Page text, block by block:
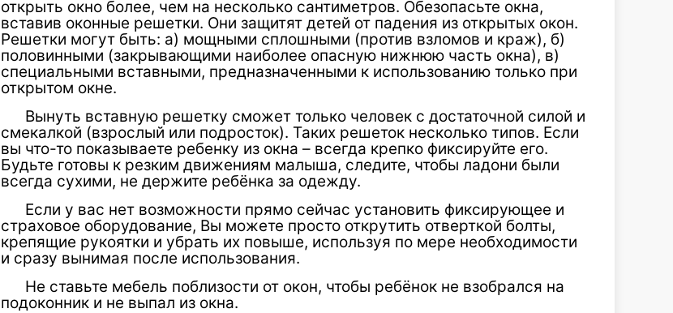
открыть окно более, чем на несколько сантиметров. Обезопасьте окна,
вставив оконные решетки. Они защитят детей от падения из открытых окон.
Решетки могут быть: а) мощными сплошными (против взломов и краж), б)
половинными (закрывающими наиболее опасную нижнюю часть окна), в)
специальными вставными, предназначенными к использованию только при
открытом окне.
Вынуть вставную решетку сможет только человек с достаточной силой и
смекалкой (взрослый или подросток). Таких решеток несколько типов. Если
вы что-то показываете ребенку из окна – всегда крепко фиксируйте его.
Будьте готовы к резким движениям малыша, следите, чтобы ладони были
всегда сухими, не держите ребёнка за одежду.
Если у вас нет возможности прямо сейчас установить фиксирующее и
страховое оборудование, Вы можете просто открутить отверткой болты,
крепящие рукоятки и убрать их повыше, используя по мере необходимости
и сразу вынимая после использования.
Не ставьте мебель поблизости от окон, чтобы ребёнок не взобрался на
подоконник и не выпал из окна.